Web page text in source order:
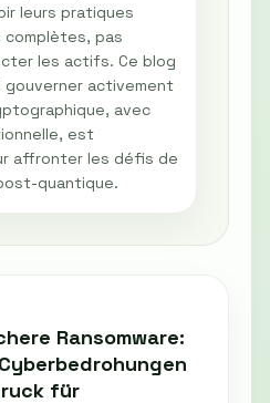
leurs pratiques
pas
les actifs. Ce blog
gouverner activement
avec
est
affronter les défis de
quantique.
Ransomware:
für